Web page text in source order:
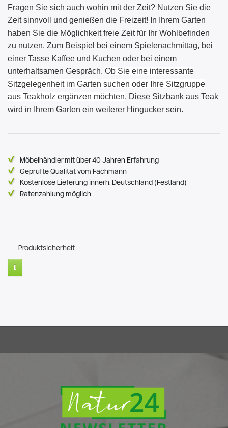
Fragen Sie sich auch wohin mit der Zeit? Nutzen Sie die
Zeit sinnvoll und genießen die Freizeit! In Ihrem Garten
haben Sie die Möglichkeit freie Zeit für Ihr Wohlbefinden
zu nutzen. Zum Beispiel bei einem Spielenachmittag, bei
einer Tasse Kaffee und Kuchen oder bei einem
unterhaltsamen Gespräch. Ob Sie eine interessante
Sitzgelegenheit im Garten suchen oder Ihre Sitzgruppe
aus Teakholz ergänzen möchten. Diese Sitzbank aus Teak
wird in Ihrem Garten ein weiterer Hingucker sein.
Möbelhändler mit über 40 Jahren Erfahrung
Geprüfte Qualität vom Fachmann
Kostenlose Lieferung innerh. Deutschland (Festland)
Ratenzahlung möglich
Produktsicherheit